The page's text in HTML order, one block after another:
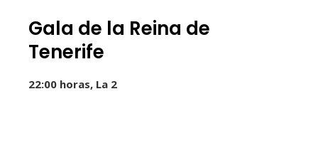
Gala de la Reina de
Tenerife
22:00 horas, La 2